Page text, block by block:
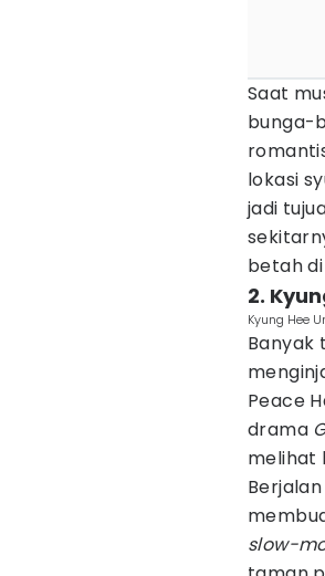
Saat
bunga-
lokasi
jadi
betah
2.
Kyung Hee
Banyak
Peace
drama
melihat
slow-